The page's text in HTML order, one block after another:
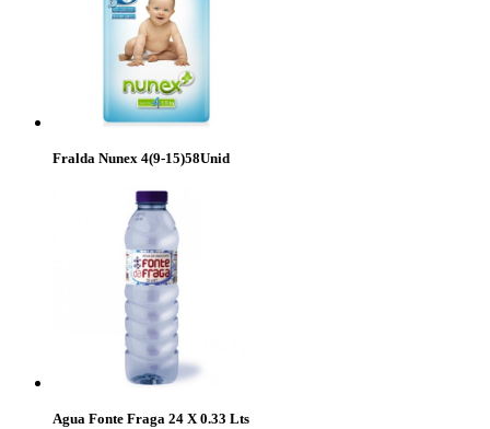
Fralda Nunex 4(9-15)58Unid
Agua Fonte Fraga 24 X 0.33 Lts